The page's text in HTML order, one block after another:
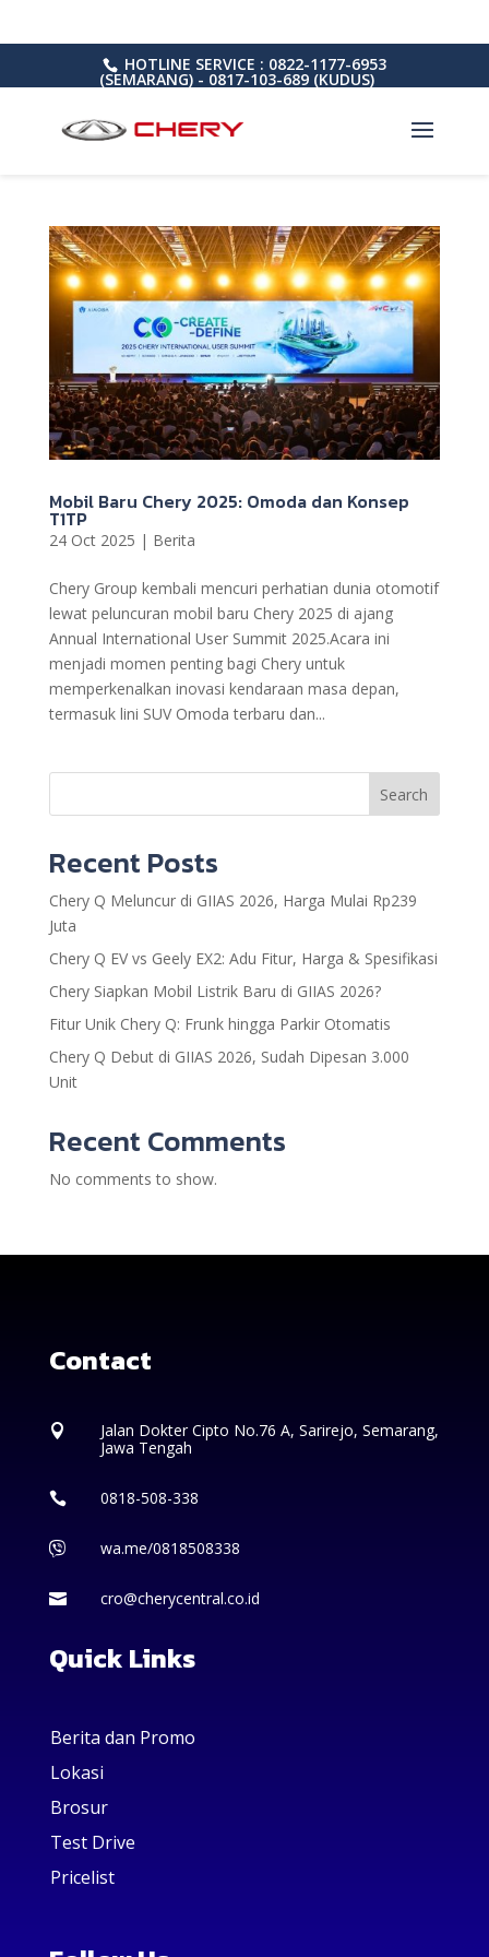
HOTLINE SERVICE : 0822-1177-6953
(SEMARANG) - 0817-103-689 (KUDUS)
Mobil Baru Chery 2025: Omoda dan Konsep
T1TP
24 Oct 2025 | Berita
Chery Group kembali mencuri perhatian dunia otomotif
lewat peluncuran mobil baru Chery 2025 di ajang
Annual International User Summit 2025.Acara ini
menjadi momen penting bagi Chery untuk
memperkenalkan inovasi kendaraan masa depan,
termasuk lini SUV Omoda terbaru dan...
Search
Recent Posts
Chery Q Meluncur di GIIAS 2026, Harga Mulai Rp239
Juta
Chery Q EV vs Geely EX2: Adu Fitur, Harga & Spesifikasi
Chery Siapkan Mobil Listrik Baru di GIIAS 2026?
Fitur Unik Chery Q: Frunk hingga Parkir Otomatis
Chery Q Debut di GIIAS 2026, Sudah Dipesan 3.000
Unit
Recent Comments
No comments to show.
Contact

Jalan Dokter Cipto No.76 A, Sarirejo, Semarang,
Jawa Tengah
 0818-508-338
 wa.me/0818508338
 cro@cherycentral.co.id
Quick Links
Berita dan Promo
Lokasi
Brosur
Test Drive
Pricelist